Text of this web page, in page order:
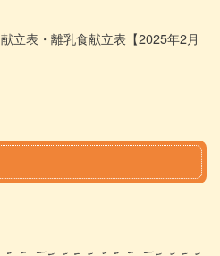
献立表・離乳食献立表【2025年2月